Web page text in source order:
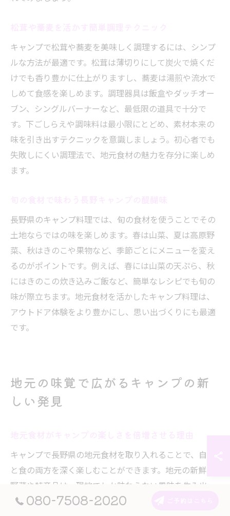
キャンプで松茸や蕎麦を美味しく調理するには、シンプ
ルな方法が最適です。松茸は薄切りにして炭火で焼くだ
けでも香り豊かに仕上がりますし、蕎麦は湯煎や流水で
しめて食感を楽しめます。調理器具は飯盒やダッチオー
ブン、シングルバーナーなど、最低限の道具で十分で
す。下ごしらえや調味料は最小限にとどめ、素材本来の
味を引き出すテクニックを意識しましょう。初心者でも
失敗しにくい調理法で、地元食材の魅力を存分に楽しめ
ます。
長野県のキャンプ料理では、旬の食材を使うことでその
土地ならではの味を楽しめます。春は山菜、夏は高原野
菜、秋はきのこや果物など、季節ごとにメニューを変え
るのがポイントです。例えば、春には山菜の天ぷら、秋
にはきのこの炊き込みご飯など、簡単なレシピでも旬の
味が際立ちます。地元食材を活かしたキャンプ料理は、
アウトドア体験をより豊かにし、思い出づくりにも最適
です。
地元の味覚で広がるキャンプの新
しい発見
キャンプで長野県の地元食材を取り入れることで、自然
と食の両方を深く楽しむことができます。地元の新鮮な
野菜や特産品は、現地でしか味わえない風味を生み出
し、旅の思い出となります。例えば、朝採れの高原野菜
080-7508-2020